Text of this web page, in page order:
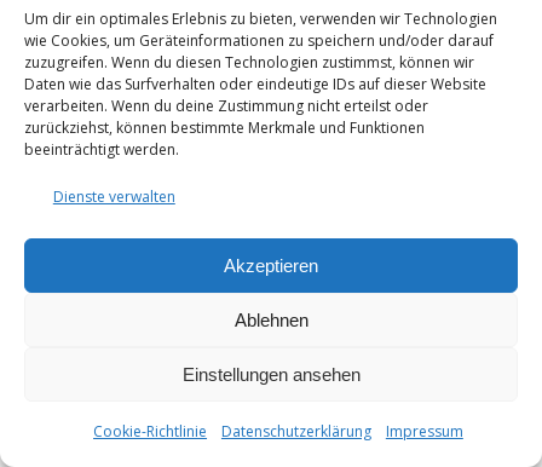
Um dir ein optimales Erlebnis zu bieten, verwenden wir Technologien
wie Cookies, um Geräteinformationen zu speichern und/oder darauf
zuzugreifen. Wenn du diesen Technologien zustimmst, können wir
Daten wie das Surfverhalten oder eindeutige IDs auf dieser Website
verarbeiten. Wenn du deine Zustimmung nicht erteilst oder
zurückziehst, können bestimmte Merkmale und Funktionen
beeinträchtigt werden.
Dienste verwalten
Akzeptieren
Ablehnen
Einstellungen ansehen
Cookie-Richtlinie Datenschutzerklärung Impressum
© 2025 - Seyfarthbau GmbH & Co. KG | technische Realisierung
durchART.BEKO